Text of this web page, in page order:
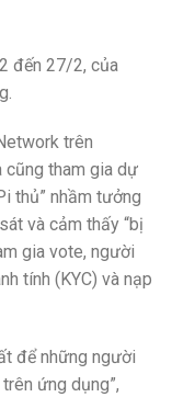
đến 27/2, của
trên
cũng tham gia dự
thủ” nhầm tưởng
và cảm thấy “bị
gia vote, người
tính (KYC) và nạp
để những người
ứng dụng”,